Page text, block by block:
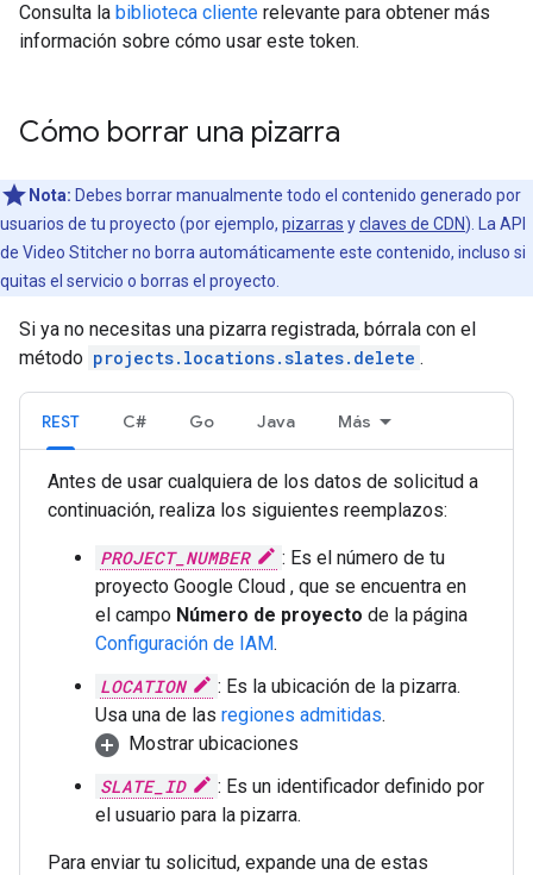
Consulta la biblioteca cliente relevante para obtener más
información sobre cómo usar este token.
Cómo borrar una pizarra
Nota: Debes borrar manualmente todo el contenido generado por
usuarios de tu proyecto (por ejemplo, pizarras yclaves de CDN). La API
de Video Stitcher no borra automáticamente este contenido, incluso si
quitas el servicio o borras el proyecto.
Si ya no necesitas una pizarra registrada, bórrala con el
método projects.locations.slates.delete .
REST C# Go Java Más
Antes de usar cualquiera de los datos de solicitud a
continuación, realiza los siguientes reemplazos:
PROJECT_NUMBER
: Es el número de tu
proyecto Google Cloud , que se encuentra en
el campo Número de proyecto de la página
Configuración de IAM.
LOCATION
: Es la ubicación de la pizarra.
Usa una de las regiones admitidas.
Mostrar ubicaciones
SLATE_ID
: Es un identificador definido por
el usuario para la pizarra.
Para enviar tu solicitud, expande una de estas